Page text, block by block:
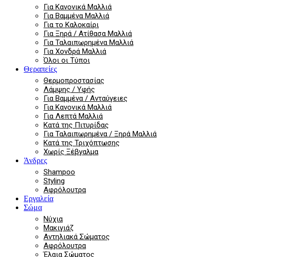
Για Κανονικά Μαλλιά
Για Βαμμένα Μαλλιά
Για το Καλοκαίρι
Για Ξηρά / Ατίθασα Μαλλιά
Για Ταλαιπωρημένα Μαλλιά
Για Χονδρά Μαλλιά
Όλοι οι Τύποι
Θεραπείες
Θερμοπροστασίας
Λάμψης / Υφής
Για Βαμμένα / Ανταύγειες
Για Κανονικά Μαλλιά
Για Λεπτά Μαλλιά
Κατά της Πιτυρίδας
Για Ταλαιπωρημένα / Ξηρά Μαλλιά
Κατά της Τριχόπτωσης
Χωρίς Ξέβγαλμα
Άνδρες
Shampoo
Styling
Αφρόλουτρα
Εργαλεία
Σώμα
Νύχια
Μακιγιάζ
Αντηλιακά Σώματος
Αφρόλουτρα
Έλαια Σώματος